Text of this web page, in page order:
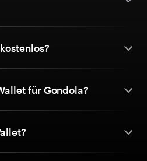
für Gondola?